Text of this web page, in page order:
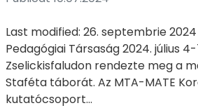
Last modified: 26. septembrie
Pedagógiai Társaság 2024. július
Zselickisfaludon rendezte meg a
Staféta táborát. Az MTA-MATE
kutatócsoport...